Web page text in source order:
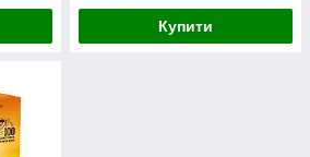
Купити